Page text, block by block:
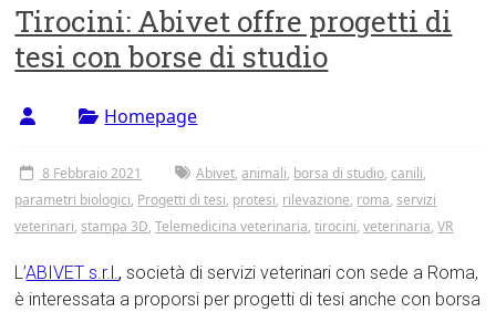
di
Roma
Tor
Vergata
Tirocini: Abivet offre progetti di
tesi con borse di studio
Homepage
8 Febbraio 2021 Abivet,animali, borsa di studio,canili,
parametri biologici, Progetti di tesi, protesi, rilevazione, roma,servizi
veterinari,stampa 3D,Telemedicina veterinaria,tirocini,veterinaria,VR
L’ABIVET s.r.l., società di servizi veterinari con sede a Roma,
è interessata a proporsi per progetti di tesi anche con borsa